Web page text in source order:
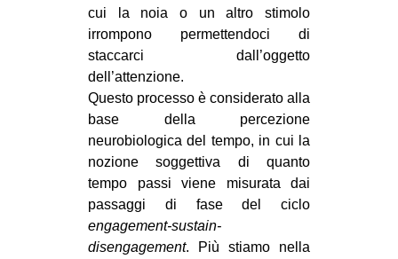
cui la noia o un altro stimolo
irrompono permettendoci di
staccarci dall’oggetto
dell’attenzione.
Questo processo è considerato alla
base della percezione
neurobiologica del tempo, in cui la
nozione soggettiva di quanto
tempo passi viene misurata dai
passaggi di fase del ciclo
engagement-sustain-
disengagement. Più stiamo nella